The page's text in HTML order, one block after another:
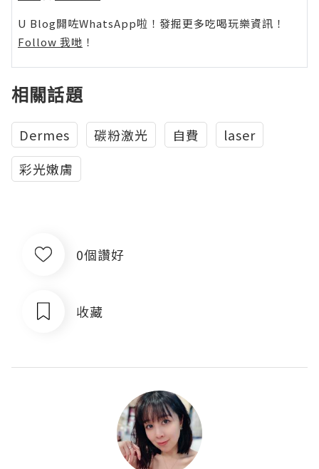
U Blog開咗WhatsApp啦！發掘更多吃喝玩樂資訊！
Follow 我哋 ！
相關話題
Dermes 碳粉激光 自費
laser
彩光嫩膚
0個讚好
收藏